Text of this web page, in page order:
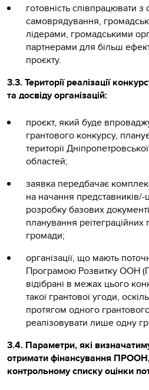
готовність співпрацювати
самоврядування,
лідерами, громадськими
партнерами для більш
проєкту.
3.3. Території реалізації
та досвіду організацій:
проєкт, який буде
грантового конкурсу,
території
областей;
заявка передбачає
на начання
розробку базових
планування реітеграційних
громади;
організації, що мають
Програмою Розвитку ООН
відібрані в межах цього
такої грантової угоди,
протягом одного
реалізовувати лише одну
3.4. Параметри, які
отримати фінансування
контрольному списку оцінки